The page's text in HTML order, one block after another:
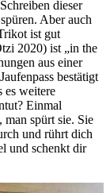
dieser
Aber auch
ist gut
2020) ist „in the
aus einer
bestätigt
es weitere
Einmal
spürt sie. Sie
und rührt dich
und schenkt dir